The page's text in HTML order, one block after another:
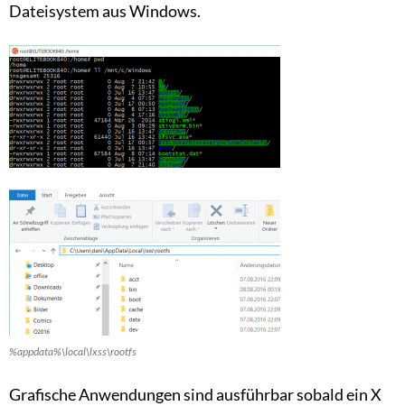
Dateisystem aus Windows.
%appdata%\local\lxss\rootfs
Grafische Anwendungen sind ausführbar sobald ein X